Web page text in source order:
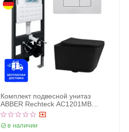
Комплект подвесной унитаз
ABBER Rechteck AC1201MB
черный матовый с инсталляцией
AC0105 и кнопкой AC0120MW
белая матовая
в наличии